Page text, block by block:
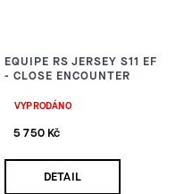
EQUIPE RS JERSEY S11 EF
- CLOSE ENCOUNTER
VYPRODÁNO
5 750 Kč
DETAIL